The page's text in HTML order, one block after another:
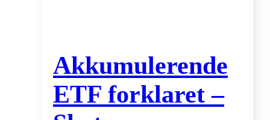
Akkumulerende
ETF forklaret –